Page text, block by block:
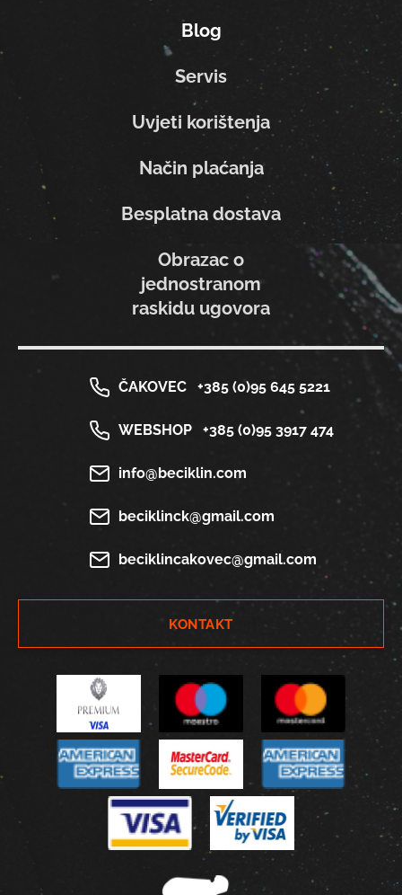
Blog
Servis
Uvjeti korištenja
Način plaćanja
Besplatna dostava
Obrazac o
jednostranom
raskidu ugovora
ČAKOVEC +385 (0)95 645 5221
WEBSHOP +385 (0)95 3917 474
info@beciklin.com
beciklinck@gmail.com
beciklincakovec@gmail.com
KONTAKT